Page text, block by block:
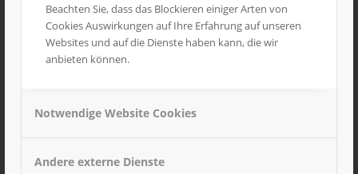
Beachten Sie, dass das Blockieren einiger Arten von
Cookies Auswirkungen auf Ihre Erfahrung auf unseren
Websites und auf die Dienste haben kann, die wir
anbieten können.
Notwendige Website Cookies
Andere externe Dienste
25. MAI 2026
Bei vielen laufenden Sampling-, Plakat- und
Flyeraktionen in Schulen und Kindergärten
Gesundheitsposter für die Einrichtungen mit.
Wir halten immer laufende Jahreskalender und
Partnereinrichtungen bereit.